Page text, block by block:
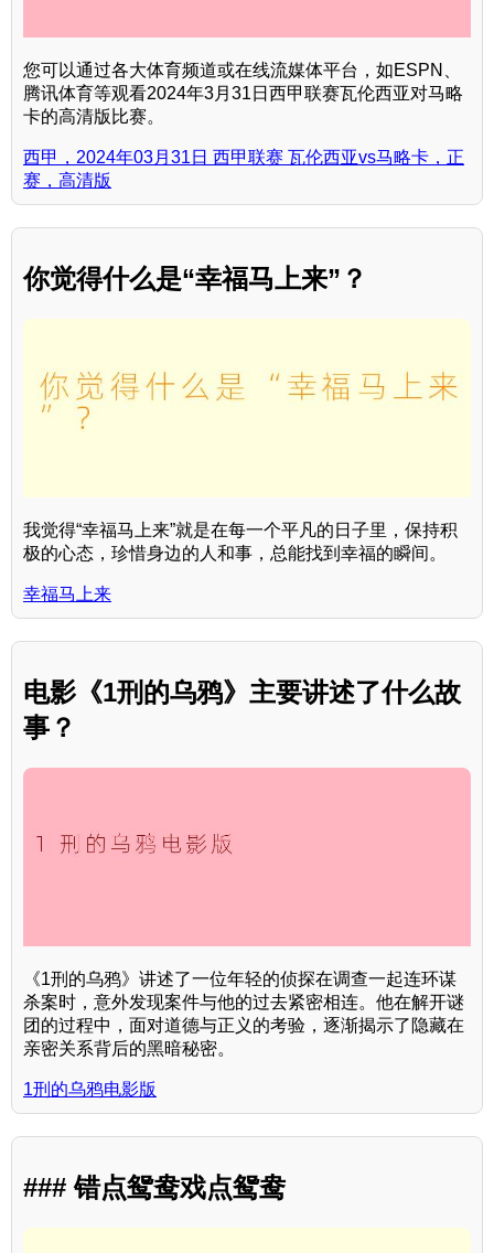
您可以通过各大体育频道或在线流媒体平台，如ESPN、
腾讯体育等观看2024年3月31日西甲联赛瓦伦西亚对马略
卡的高清版比赛。
西甲，2024年03月31日 西甲联赛 瓦伦西亚vs马略卡，正
赛，高清版
你觉得什么是“幸福马上来”？
我觉得“幸福马上来”就是在每一个平凡的日子里，保持积
极的心态，珍惜身边的人和事，总能找到幸福的瞬间。
幸福马上来
电影《1刑的乌鸦》主要讲述了什么故
事？
《1刑的乌鸦》讲述了一位年轻的侦探在调查一起连环谋
杀案时，意外发现案件与他的过去紧密相连。他在解开谜
团的过程中，面对道德与正义的考验，逐渐揭示了隐藏在
亲密关系背后的黑暗秘密。
1刑的乌鸦电影版
### 错点鸳鸯戏点鸳鸯